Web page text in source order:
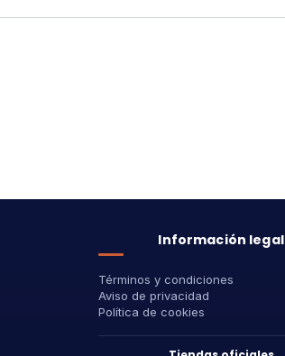
Información legal
Términos y condiciones
Aviso de privacidad
Política de cookies